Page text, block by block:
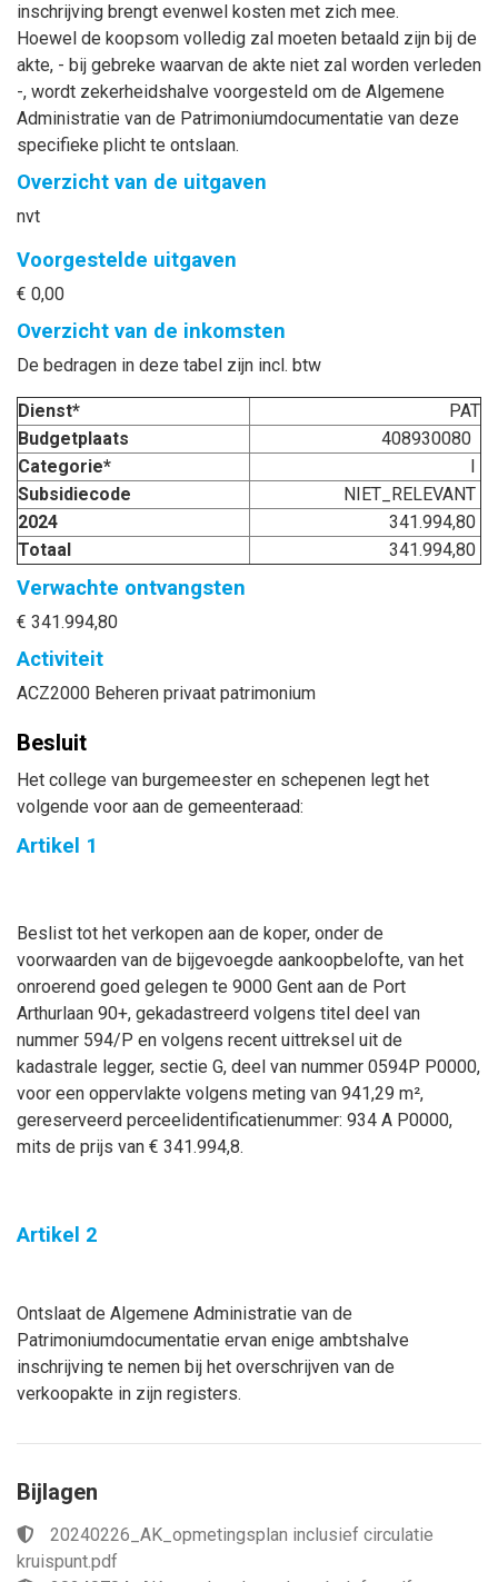
inschrijving brengt evenwel kosten met zich mee.
Hoewel de koopsom volledig zal moeten betaald zijn bij de
akte, - bij gebreke waarvan de akte niet zal worden verleden
-, wordt zekerheidshalve voorgesteld om de Algemene
Administratie van de Patrimoniumdocumentatie van deze
specifieke plicht te ontslaan.
Overzicht van de uitgaven
nvt
Voorgestelde uitgaven
€ 0,00
Overzicht van de inkomsten
De bedragen in deze tabel zijn incl. btw
Dienst*
PAT
Budgetplaats
408930080
Categorie*
I
Subsidiecode
NIET_RELEVANT
2024
341.994,80
Totaal
341.994,80
Verwachte ontvangsten
€ 341.994,80
Activiteit
ACZ2000 Beheren privaat patrimonium
Besluit
Het college van burgemeester en schepenen legt het
volgende voor aan de gemeenteraad:
Artikel 1
Beslist tot het verkopen aan de koper, onder de
voorwaarden van de bijgevoegde aankoopbelofte, van het
onroerend goed gelegen te 9000 Gent aan de Port
Arthurlaan 90+, gekadastreerd volgens titel deel van
nummer 594/P en volgens recent uittreksel uit de
kadastrale legger, sectie G, deel van nummer 0594P P0000,
voor een oppervlakte volgens meting van 941,29 m²,
gereserveerd perceelidentificatienummer: 934 A P0000,
mits de prijs van € 341.994,8.
Artikel 2
Ontslaat de Algemene Administratie van de
Patrimoniumdocumentatie ervan enige ambtshalve
inschrijving te nemen bij het overschrijven van de
verkoopakte in zijn registers.
Bijlagen
20240226_AK_opmetingsplan inclusief circulatie
kruispunt.pdf